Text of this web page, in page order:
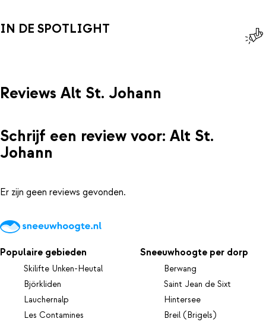
IN DE SPOTLIGHT
Reviews Alt St. Johann
Schrijf een review voor: Alt St.
Johann
Er zijn geen reviews gevonden.
Populaire gebieden
Skilifte Unken-Heutal
Björkliden
Lauchernalp
Les Contamines
Sneeuwhoogte per dorp
Berwang
Saint Jean de Sixt
Hintersee
Breil (Brigels)